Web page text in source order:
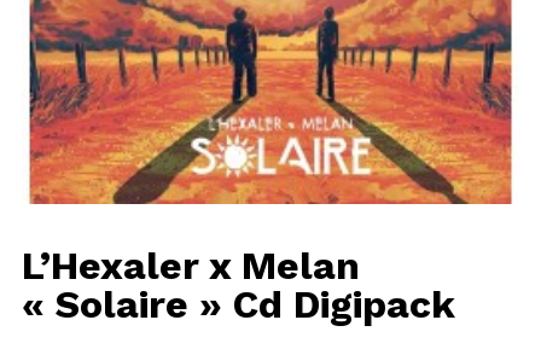
L’Hexaler x Melan
« Solaire » Cd Digipack